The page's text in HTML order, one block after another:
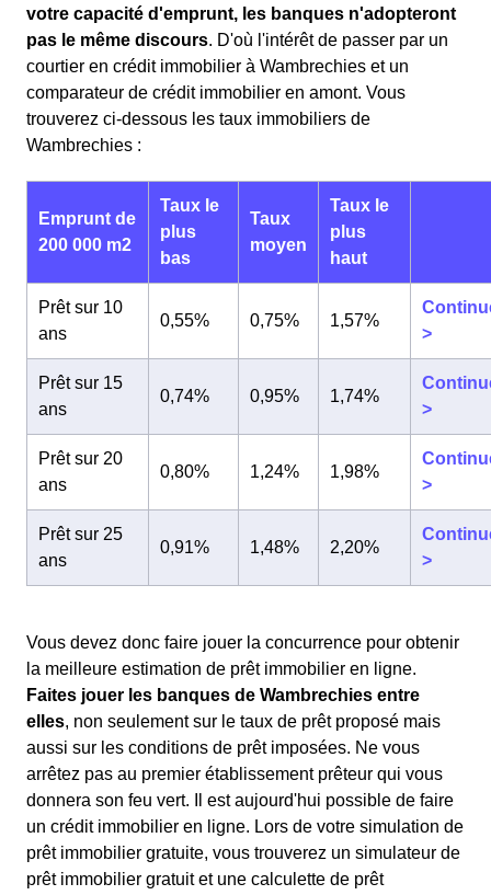
votre capacité d'emprunt, les banques n'adopteront
pas le même discours. D'où l'intérêt de passer par un
courtier en crédit immobilier à Wambrechies et un
comparateur de crédit immobilier en amont. Vous
trouverez ci-dessous les taux immobiliers de
Wambrechies :
Emprunt de
200 000 m2
Taux le
plus
bas
Taux
moyen
Taux le
plus
haut
Prêt sur 10
ans
0,55% 0,75% 1,57%
>
Prêt sur 15
ans
0,74% 0,95% 1,74%
>
Prêt sur 20
ans
0,80% 1,24% 1,98%
>
Prêt sur 25
ans
0,91% 1,48% 2,20%
>
Vous devez donc faire jouer la concurrence pour obtenir
la meilleure estimation de prêt immobilier en ligne.
Faites jouer les banques de Wambrechies entre
elles, non seulement sur le taux de prêt proposé mais
aussi sur les conditions de prêt imposées. Ne vous
arrêtez pas au premier établissement prêteur qui vous
donnera son feu vert. Il est aujourd'hui possible de faire
un crédit immobilier en ligne. Lors de votre simulation de
prêt immobilier gratuite, vous trouverez un simulateur de
prêt immobilier gratuit et une calculette de prêt